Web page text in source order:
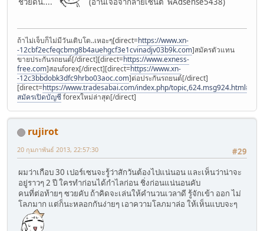
ถ้าไม่เจ็บก็ไม่มีวันเติบโต..เหอะๆ[direct=https://www.xn-
-12cbf2ecfeqcbmg8b4auehgcf3e1cvinadjv03b9k.com]สมัครตัวแทน
ขายประกันรถยนต์[/direct][direct=https://www.exness-
free.com]สอนforex[/direct][direct=https://www.xn-
-12c3bbdobk3dfc9hrbo03aoc.com]ต่อประกันรถยนต์[/direct]
[direct=https://www.tradesabai.com/index.php/
สมัครเปิดบัญชีforexใหม่ล่าสุด[/direct]
rujirot
#29
20 กุมภาพันธ์ 2013, 22:57:30
ผมว่าเกือบ 30 เปอร์เซนจะรู้ว่าสักวันต้องไปแน่นอน และเห็นว่าน่าจะ
อยู่ราวๆ 2 ปี ใครทำก่อนได้กำไลก่อน ชิ่งก่อนแน่นอนคับ
คนที่ต่อท้ายๆ ซวยคับ ถ้าคิดจะเล่นให้คำนวนเวลาดี รู้จักเข้า ออก ไม่
โลภมาก แต่ก็นะหลอกกันง่ายๆ เอาความโลภมาล่อ ให้เห็นแบบจะๆ